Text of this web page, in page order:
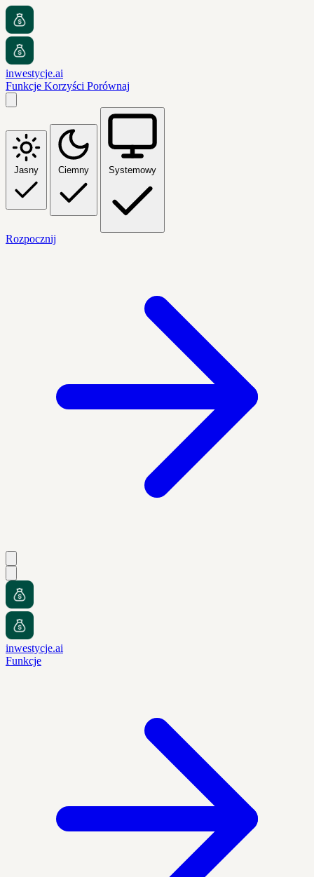
inwestycje.ai
Funkcje Korzyści Porównaj
Jasny Ciemny Systemowy
Rozpocznij
inwestycje.ai
Funkcje